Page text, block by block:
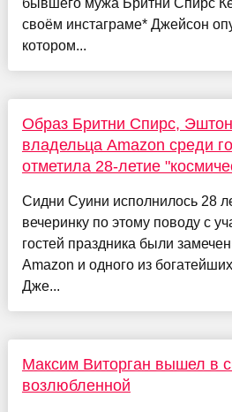
бывшего мужа Бритни Спирс
своём инстаграме* Джейсон
котором...
Образ Бритни Спирс,
владельца Amazon среди
отметила 28-летие
Сидни Суини исполнилось 28
вечеринку по этому поводу с
гостей праздника были
Amazon и одного из
Дже...
Максим Виторган вышел в
возлюбленной